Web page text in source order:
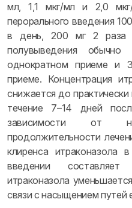
мл, 1,1 мкг/мл и 2,0
перорального введения
в день, 200 мг 2 раза
полувыведения
однократном приеме и
приеме. Концентрация
снижается до
течение 7–14 дней
зависимости от
продолжительности
клиренса итраконазола
введении
итраконазола
связи с насыщением путей